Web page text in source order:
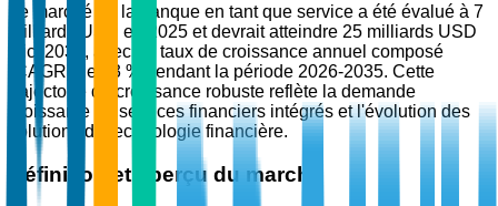
Le marché de la banque en tant que service a été évalué à 7
milliards USD en 2025 et devrait atteindre 25 milliards USD
d'ici 2035, avec un taux de croissance annuel composé
(CAGR) de 13 % pendant la période 2026-2035. Cette
trajectoire de croissance robuste reflète la demande
croissante de services financiers intégrés et l'évolution des
solutions de technologie financière.
Définition et aperçu du marché